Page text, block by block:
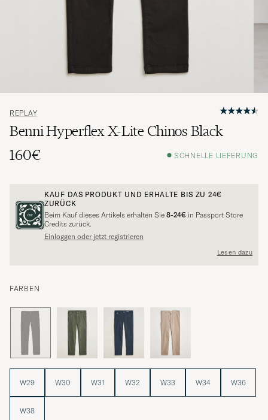
REPLAY
Benni Hyperflex X-Lite Chinos Black
160€
SCHNELLE LIEFERUNG
KAUF DAS PRODUKT UND ERHALTE BIS ZU 24€
ZURÜCK
Beim Kauf dieses Artikels erhalten Sie 8-24€ in Passport Store
Credits zurück.
Einloggen oder jetzt registrieren
Lesen dazu
FARBEN
W29 W30 W31 W32 W33 W34 W36
W38